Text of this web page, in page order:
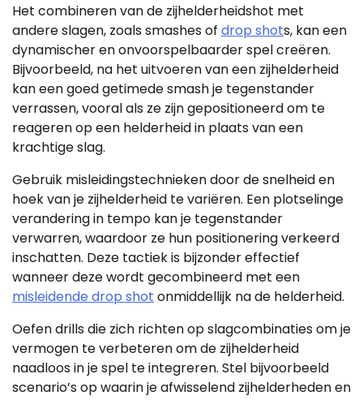
Het combineren van de zijhelderheidshot met
andere slagen, zoals smashes of drop shots, kan een
dynamischer en onvoorspelbaarder spel creëren.
Bijvoorbeeld, na het uitvoeren van een zijhelderheid
kan een goed getimede smash je tegenstander
verrassen, vooral als ze zijn gepositioneerd om te
reageren op een helderheid in plaats van een
krachtige slag.
Gebruik misleidingstechnieken door de snelheid en
hoek van je zijhelderheid te variëren. Een plotselinge
verandering in tempo kan je tegenstander
verwarren, waardoor ze hun positionering verkeerd
inschatten. Deze tactiek is bijzonder effectief
wanneer deze wordt gecombineerd met een
misleidende drop shot onmiddellijk na de helderheid.
Oefen drills die zich richten op slagcombinaties om je
vermogen te verbeteren om de zijhelderheid
naadloos in je spel te integreren. Stel bijvoorbeeld
scenario’s op waarin je afwisselend zijhelderheden en